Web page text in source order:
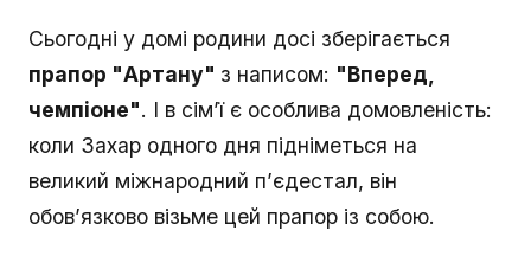
Сьогодні у домі родини досі зберігається
прапор "Артану" з написом: "Вперед,
чемпіоне". І в сім’ї є особлива домовленість:
коли Захар одного дня підніметься на
великий міжнародний п’єдестал, він
обов’язково візьме цей прапор із собою.